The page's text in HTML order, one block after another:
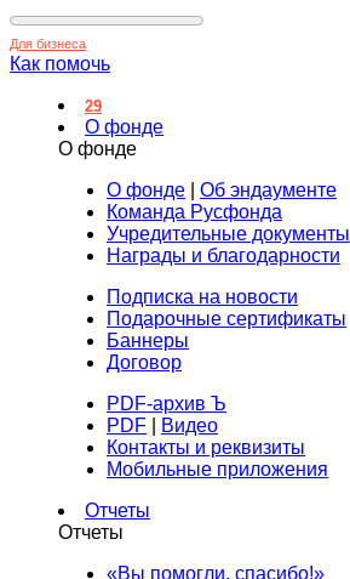
Для бизнеса
Как помочь
29
О фонде
О фонде
О фонде
Об эндаументе
Команда Русфонда
Учредительные документы
Награды и благодарности
Подписка на новости
Подарочные сертификаты
Баннеры
Договор
PDF-архив Ъ
PDF
Видео
Контакты и реквизиты
Мобильные приложения
Отчеты
Отчеты
«Вы помогли, спасибо!»